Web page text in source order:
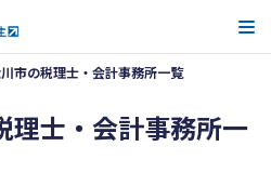
市の税理士・会計事務所一覧
理士・会計事務所一